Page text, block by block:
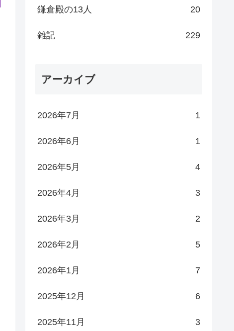
鎌倉殿の13人 20
雑記 229
アーカイブ
2026年7月 1
2026年6月 1
2026年5月 4
2026年4月 3
2026年3月 2
2026年2月 5
2026年1月 7
2025年12月 6
2025年11月 3